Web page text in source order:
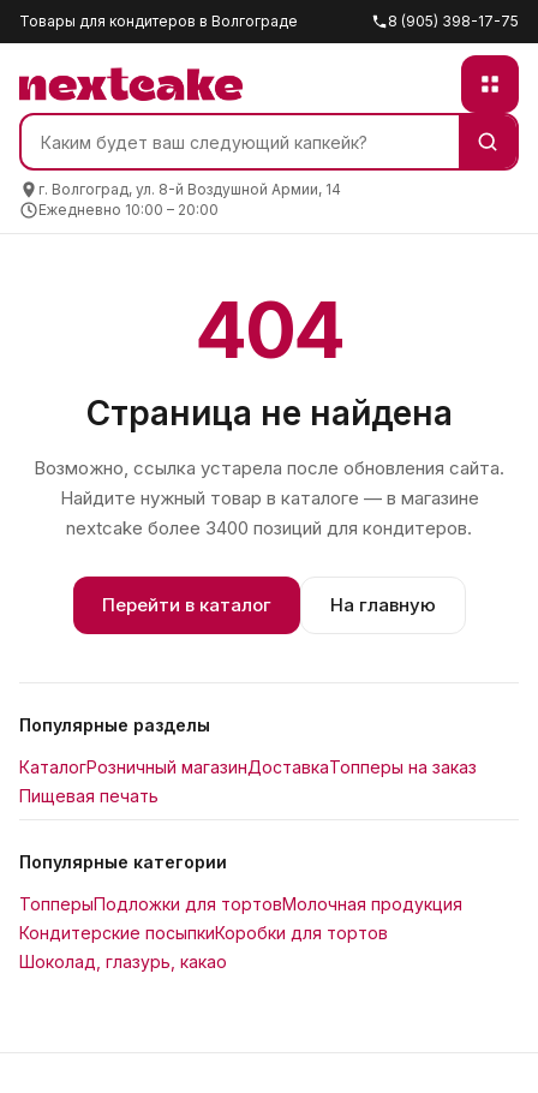
Товары для кондитеров в Волгограде 8 (905) 398-17-75
г. Волгоград, ул. 8-й Воздушной Армии, 14
Ежедневно 10:00 – 20:00
404
Страница не найдена
Возможно, ссылка устарела после обновления сайта.
Найдите нужный товар в каталоге — в магазине
nextcake более 3400 позиций для кондитеров.
Перейти в каталог На главную
Популярные разделы
КаталогРозничный магазинДоставкаТопперы на заказ
Пищевая печать
Популярные категории
ТопперыПодложки для тортовМолочная продукция
Кондитерские посыпкиКоробки для тортов
Шоколад, глазурь, какао